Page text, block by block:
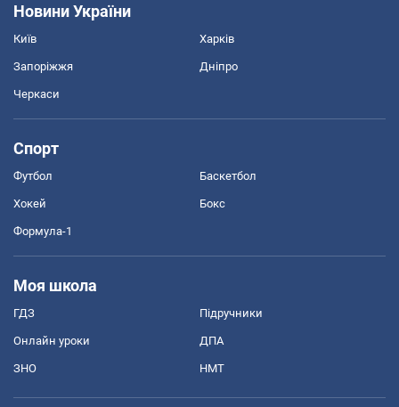
Новини України
Київ Харків
Запоріжжя Дніпро
Черкаси
Спорт
Футбол Баскетбол
Хокей Бокс
Формула-1
Моя школа
ГДЗ Підручники
Онлайн уроки ДПА
ЗНО НМТ